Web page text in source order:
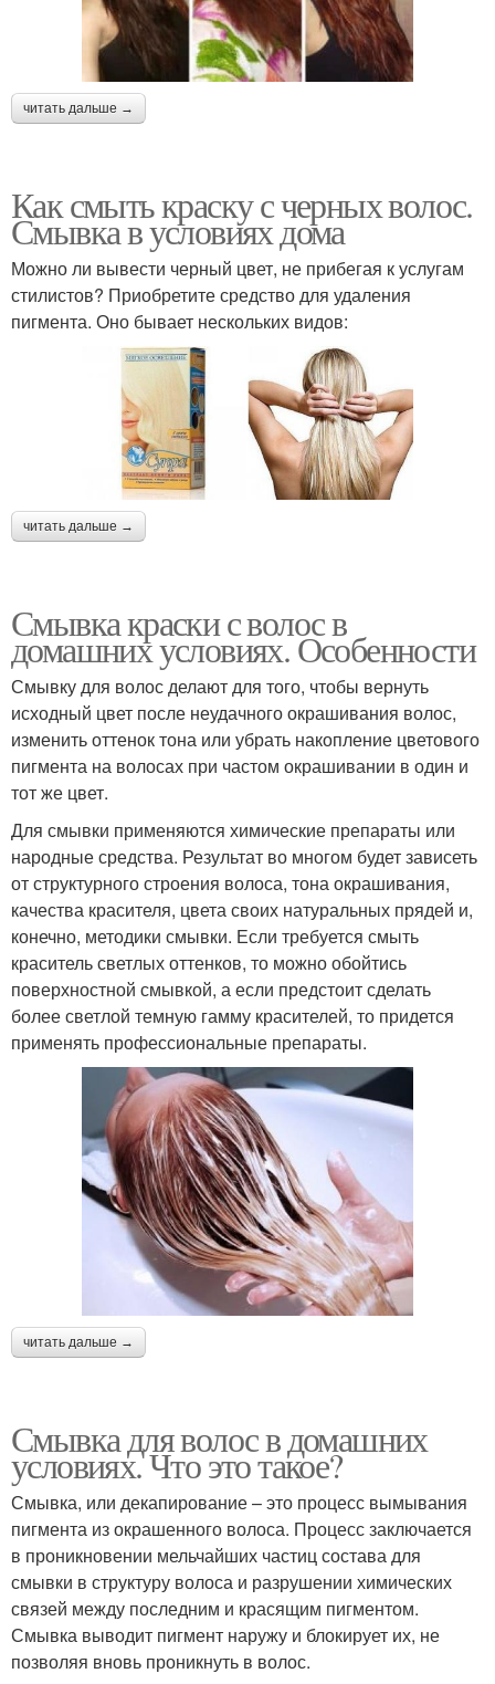
читать дальше →
Как смыть краску с черных волос.
Смывка в условиях дома
Можно ли вывести черный цвет, не прибегая к услугам
стилистов? Приобретите средство для удаления
пигмента. Оно бывает нескольких видов:
читать дальше →
Смывка краски с волос в
домашних условиях. Особенности
Смывку для волос делают для того, чтобы вернуть
исходный цвет после неудачного окрашивания волос,
изменить оттенок тона или убрать накопление цветового
пигмента на волосах при частом окрашивании в один и
тот же цвет.
Для смывки применяются химические препараты или
народные средства. Результат во многом будет зависеть
от структурного строения волоса, тона окрашивания,
качества красителя, цвета своих натуральных прядей и,
конечно, методики смывки. Если требуется смыть
краситель светлых оттенков, то можно обойтись
поверхностной смывкой, а если предстоит сделать
более светлой темную гамму красителей, то придется
применять профессиональные препараты.
читать дальше →
Смывка для волос в домашних
условиях. Что это такое?
Смывка, или декапирование – это процесс вымывания
пигмента из окрашенного волоса. Процесс заключается
в проникновении мельчайших частиц состава для
смывки в структуру волоса и разрушении химических
связей между последним и красящим пигментом.
Смывка выводит пигмент наружу и блокирует их, не
позволяя вновь проникнуть в волос.